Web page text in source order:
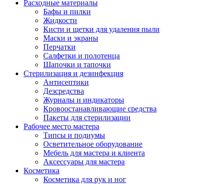
Расходные материалы
Бафы и пилки
Жидкости
Кисти и щетки для удаления пыли
Маски и экраны
Перчатки
Салфетки и полотенца
Шапочки и тапочки
Стерилизация и дезинфекция
Антисептики
Дезсредства
Журналы и индикаторы
Кровоостанавливающие средства
Пакеты для стерилизации
Рабочее место мастера
Типсы и подиумы
Осветительное оборудование
Мебель для мастера и клиента
Аксессуары для мастера
Косметика
Косметика для рук и ног